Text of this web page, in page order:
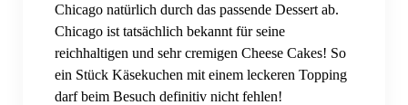
Chicago natürlich durch das passende Dessert ab.
Chicago ist tatsächlich bekannt für seine
reichhaltigen und sehr cremigen Cheese Cakes! So
ein Stück Käsekuchen mit einem leckeren Topping
darf beim Besuch definitiv nicht fehlen!